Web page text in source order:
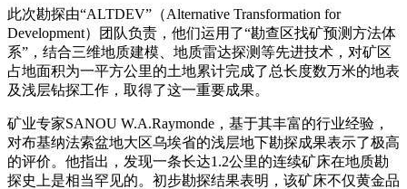
此次勘探由“ALTDEV”（Alternative Transformation for
Development）团队负责，他们运用了“勘查区找矿预测方法体
系”，结合三维地质建模、地质雷达探测等先进技术，对矿区
占地面积为一平方公里的土地累计完成了总长度数万米的地表
及浅层钻探工作，取得了这一重要成果。
矿业专家SANOU W.A.Raymonde，基于其丰富的行业经验，
对布基纳法索盆地大区乌埃省的浅层地下勘探成果表示了极高
的评价。他指出，发现一条长达1.2公里的连续矿床在地质勘
探史上是相当罕见的。初步勘探结果表明，该矿床不仅黄金品